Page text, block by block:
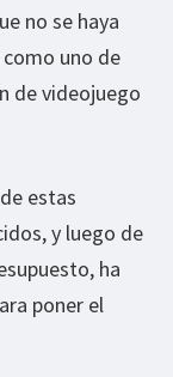
no se haya
uno de
de videojuego
estas
y luego de
ha
poner el